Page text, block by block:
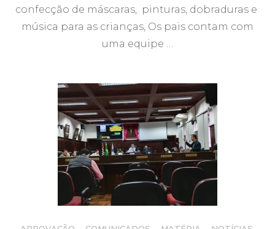
confecção de máscaras, pinturas, dobraduras e
música para as crianças, Os pais contam com
uma equipe …